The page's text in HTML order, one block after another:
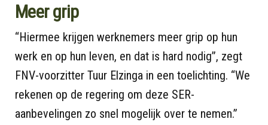
Meer grip
“Hiermee krijgen werknemers meer grip op hun
werk en op hun leven, en dat is hard nodig”, zegt
FNV-voorzitter Tuur Elzinga in een toelichting. “We
rekenen op de regering om deze SER-
aanbevelingen zo snel mogelijk over te nemen.”